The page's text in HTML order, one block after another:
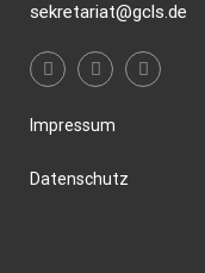
sekretariat@gcls.de
Impressum
Datenschutz